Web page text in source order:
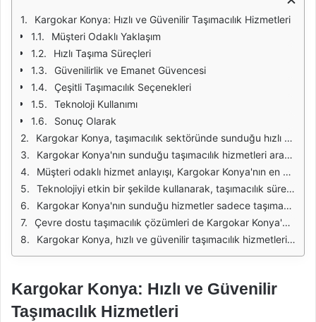
Kargokar Konya: Hızlı ve Güvenilir Taşımacılık Hizmetleri
Müşteri Odaklı Yaklaşım
Hızlı Taşıma Süreçleri
Güvenilirlik ve Emanet Güvencesi
Çeşitli Taşımacılık Seçenekleri
Teknoloji Kullanımı
Sonuç Olarak
Kargokar Konya, taşımacılık sektöründe sunduğu hızlı ve güvenilir hizmetleri ile dikkat çekiyor. Taşımacılık, zamanında teslimat ve güvenlik gibi unsurları içerdiğinden, bu hizmetlerin kaliteli bir şekilde sunulması büyük önem taşıyor. Kargokar Konya, müşteri memnuniyetini ön planda tutarak, her türlü taşıma ihtiyacını karşılamak için çalışıyor. Geniş araç filosu ve deneyimli personeli ile her tür yükü güvenle taşıyor.
Kargokar Konya'nın sunduğu taşımacılık hizmetleri arasında nakliye, lojistik ve depolama gibi seçenekler bulunuyor. Özellikle şehir içi ve şehirler arası taşımacılıkta, müşterilere hızlı ve etkili çözümler sunulmaktadır. Taşıma sürecinin her aşamasında profesyonel bir yaklaşım sergileyen Kargokar, yüklerinizi en güvenli şekilde taşımak için gerekli tüm önlemleri almaktadır.
Müşteri odaklı hizmet anlayışı, Kargokar Konya'nın en önemli özelliklerinden biridir. Her müşterinin talepleri ve ihtiyaçları farklı olduğundan, Kargokar, özel çözümler sunarak her duruma uygun bir taşıma planı oluşturur. Bu sayede, müşterilerinin memnuniyetini artırmayı hedefler. Taşımacılık sürecinde yaşanabilecek her türlü aksaklık için önceden hazırlıklı olan Kargokar, müşterilerine güven verir.
Teknolojiyi etkin bir şekilde kullanarak, taşımacılık süreçlerini daha verimli hale getiren Kargokar Konya, takip sistemleri ile yüklerinizi anlık olarak takip etmenizi sağlar. Böylece müşteriler, yüklerinin nerede olduğunu ve ne zaman teslim edileceğini kolayca öğrenebilir. Bu şeffaflık, Kargokar'ın müşteri güvenini kazanmasında büyük rol oynamaktadır.
Kargokar Konya'nın sunduğu hizmetler sadece taşımacılıkla sınırlı değildir. Ayrıca, yüklerin paketlenmesi, sigortalanması ve depolanması gibi ek hizmetler de sunulmaktadır. Bu sayede, taşınacak eşyaların güvenliği artırılmış olur. Özellikle değerli eşyaların taşınmasında, Kargokar'ın sunduğu ek hizmetler büyük bir avantaj sağlamaktadır.
Çevre dostu taşımacılık çözümleri de Kargokar Konya'nın sunduğu hizmetler arasında yer alıyor. Sürdürülebilir taşımacılık anlayışı ile doğaya zarar vermeden, daha yeşil bir taşımacılık hizmeti sunmayı hedefliyor. Bu bağlamda, enerji verimliliği yüksek araçlar kullanarak karbon ayak izini azaltmayı amaçlıyor.
Kargokar Konya, hızlı ve güvenilir taşımacılık hizmetleri ile sektördeki yerini sağlamlaştırmıştır. Müşteri memnuniyetine odaklanan, teknolojiyi etkin kullanan ve çevre dostu çözümler sunan Kargokar, taşımacılık ihtiyacı olan her birey ve kuruma hitap etmektedir. Kaliteli hizmet anlayışı ile taşımacılıkta fark yaratan Kargokar, her zaman bir adım önde olmaya devam etmektedir.
Kargokar Konya: Hızlı ve Güvenilir
Taşımacılık Hizmetleri